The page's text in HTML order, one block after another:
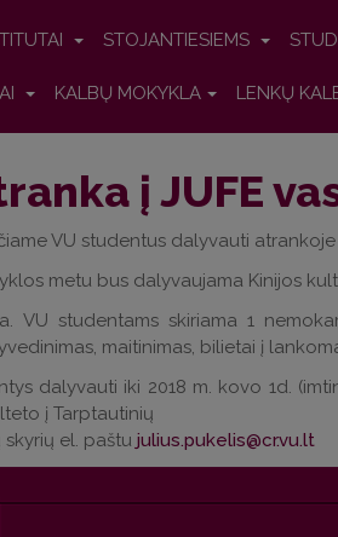
STOJANTIESIEMS
KALBŲ MOKYKLA LENKŲ
į JUFE
VU studentus dalyvauti
metu bus dalyvaujama Kinijos
VU studentams skiriama 1
maitinimas, bilietai į
dalyvauti iki 2018 m. kovo 1d.
į Tarptautinių
skyrių el. paštu julius.pukelis@cr.vu.lt